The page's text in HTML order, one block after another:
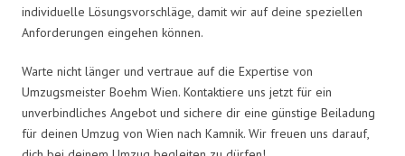
individuelle Lösungsvorschläge, damit wir auf deine speziellen
Anforderungen eingehen können.
Warte nicht länger und vertraue auf die Expertise von
Umzugsmeister Boehm Wien. Kontaktiere uns jetzt für ein
unverbindliches Angebot und sichere dir eine günstige Beiladung
für deinen Umzug von Wien nach Kamnik. Wir freuen uns darauf,